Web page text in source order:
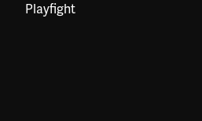
Playfight